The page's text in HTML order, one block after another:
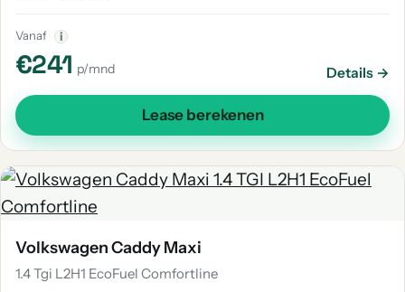
Vanaf i
€241 p/mnd Details →
Lease berekenen
Volkswagen Caddy Maxi
1.4 Tgi L2H1 EcoFuel Comfortline